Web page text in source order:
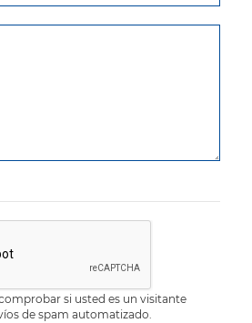
si usted es un visitante
de spam automatizado.